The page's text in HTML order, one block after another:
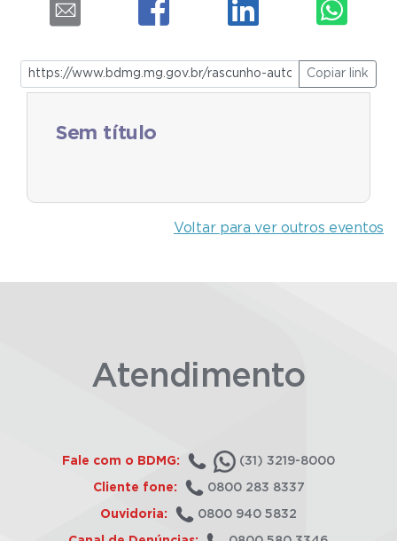
Copiar link
Sem título
Voltar para ver outros eventos
Atendimento
Fale com o BDMG: (31) 3219-8000
Cliente fone: 0800 283 8337
Ouvidoria: 0800 940 5832